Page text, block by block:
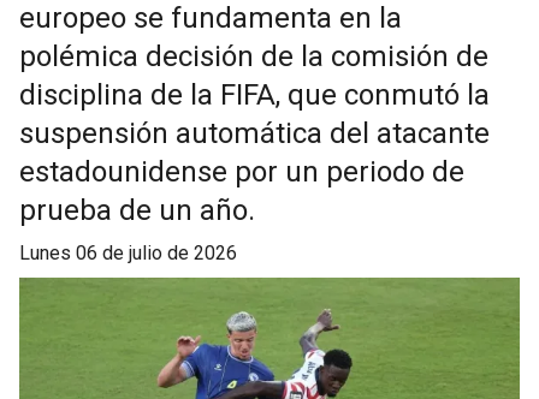
europeo se fundamenta en la
polémica decisión de la comisión de
disciplina de la FIFA, que conmutó la
suspensión automática del atacante
estadounidense por un periodo de
prueba de un año.
lunes 06 de julio de 2026